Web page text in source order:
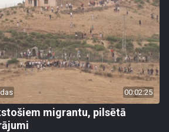
00:02:25
migrantu, pilsētā